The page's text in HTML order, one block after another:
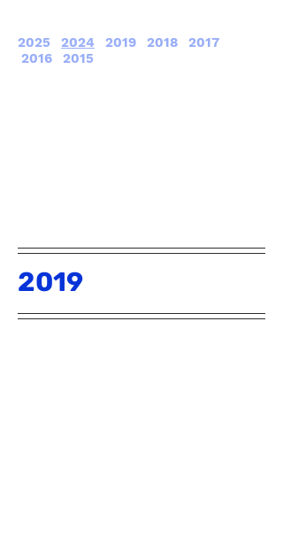
2025 2024 2019 2018
2017
2016
2015
2019